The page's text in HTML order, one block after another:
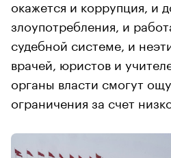
окажется и коррупция, и
злоупотребления, и
судебной системе, и
врачей, юристов и
органы власти смогут
ограничения за счет